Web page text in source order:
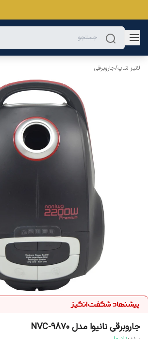
لانیز شاپ/جاروبرقی
جاروبرقی نانیوا مدل NVC-9870